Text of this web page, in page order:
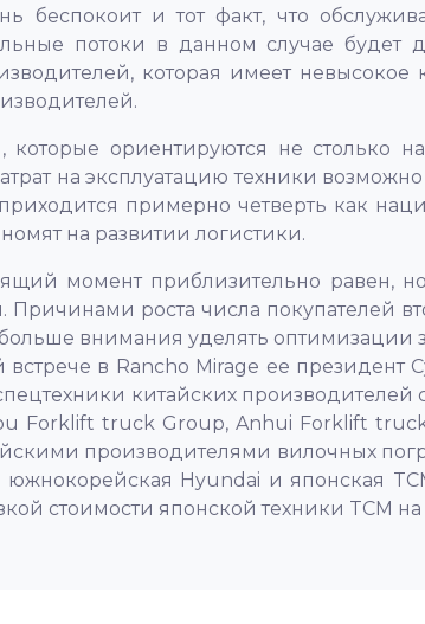
беспокоит и тот факт, что
потоки в данном случае будет
которая имеет
которые ориентируются не столько
на эксплуатацию техники
примерно четверть как
на развитии логистики.
момент приблизительно равен,
Причинами роста числа покупателей
внимания уделять оптимизации
в Rancho Mirage ее
китайских
Forklift truck Group, Anhui Forklift
производителями вилочных
Hyundai и японская
стоимости японской техники TCM